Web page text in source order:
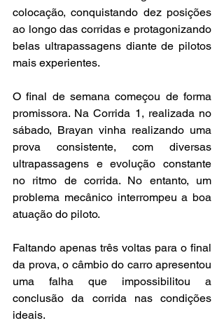
colocação, conquistando dez posições
ao longo das corridas e protagonizando
belas ultrapassagens diante de pilotos
mais experientes.
O final de semana começou de forma
promissora. Na Corrida 1, realizada no
sábado, Brayan vinha realizando uma
prova consistente, com diversas
ultrapassagens e evolução constante
no ritmo de corrida. No entanto, um
problema mecânico interrompeu a boa
atuação do piloto.
Faltando apenas três voltas para o final
da prova, o câmbio do carro apresentou
uma falha que impossibilitou a
conclusão da corrida nas condições
ideais.